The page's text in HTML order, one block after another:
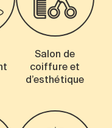
Salon de
coiffure et
d’esthétique